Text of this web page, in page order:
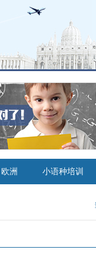
欧洲 小语种培训